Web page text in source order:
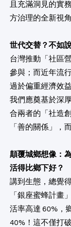
且充滿洞見的實
方治理的全新視角
世代交替？不如
台灣推動「社區
參與；而近年流
過於偏重經濟效
我們應奠基於深
合兩者的「社造
「善的關係」，
顛覆城鄉想像：
活得比鄉下好？
講到生態，總覺
「銀座蜜蜂計畫
活率高達 60%，
40%！這不僅打